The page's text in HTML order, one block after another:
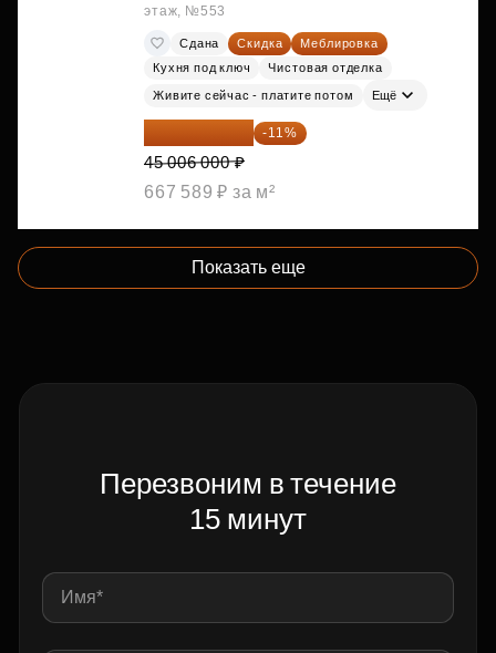
этаж, №553
Сдана Скидка
Меблировка
Кухня под ключ
Чистовая отделка
Живите сейчас - платите потом Ещё
40 055 340 ₽ -11%
45 006 000 ₽
667 589 ₽ за м²
Показать еще
Перезвоним в течение
15 минут